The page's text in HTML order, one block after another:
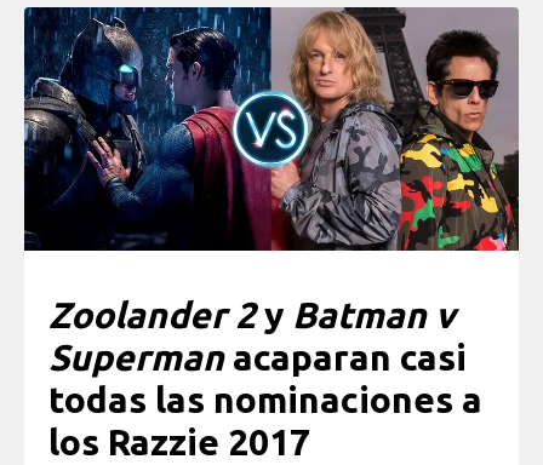
Zoolander 2y Batman v
Supermanacaparan casi
todas las nominaciones a
los Razzie 2017